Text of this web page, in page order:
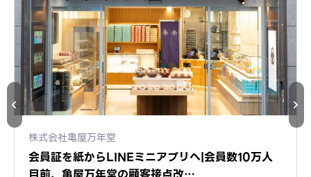
株式会社亀屋万年堂
会員証を紙からLINEミニアプリへ|会員数10万人